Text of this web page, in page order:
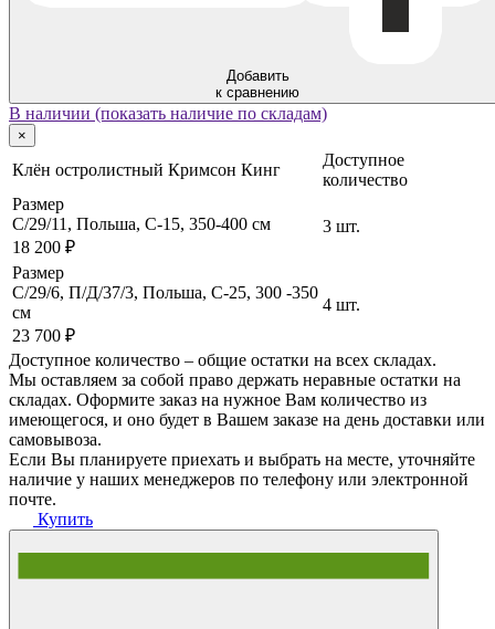
Добавить
к сравнению
В наличии (показать наличие по складам)
×
Клён остролистный Кримсон Кинг
Доступное
количество
Размер
C/29/11, Польша, C-15, 350-400 см
18 200 ₽
3 шт.
Размер
C/29/6, П/Д/37/3, Польша, C-25, 300 -350
cм
23 700 ₽
4 шт.
Доступное количество – общие остатки на всех складах.
Мы оставляем за собой право держать неравные остатки на
складах. Оформите заказ на нужное Вам количество из
имеющегося, и оно будет в Вашем заказе на день доставки или
самовывоза.
Если Вы планируете приехать и выбрать на месте, уточняйте
наличие у наших менеджеров по телефону или электронной
почте.
Купить